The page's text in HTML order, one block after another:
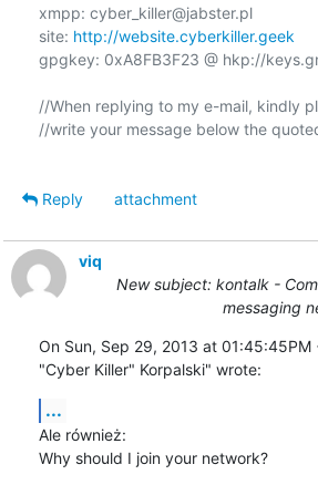
xmpp: cyber_killer@jabster.pl
site: http://website.cyberkiller.geek
gpgkey: 0xA8FB3F23 @ hkp://
//When replying to my e-mail, kindly
//write your message below the
Reply
attachment
viq
New subject: kontalk -
messaging
On Sun, Sep 29, 2013 at
"Cyber Killer" Korpalski" wrote:
...
Ale również:
Why should I join your network?